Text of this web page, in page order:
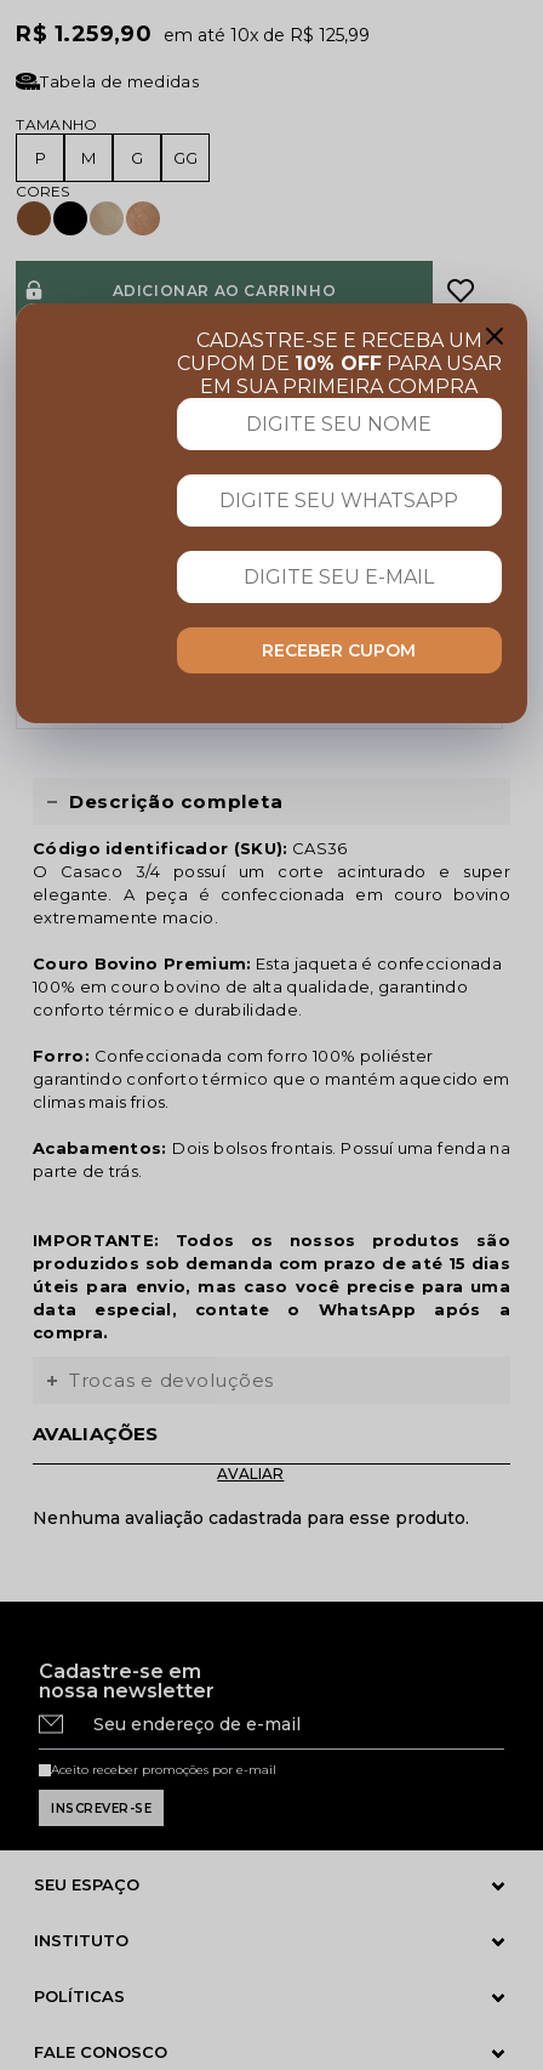
R$ 1.259,90 10x R$ 125,99
Tabela de medidas
TAMANHO
P M G GG
ADICIONAR AO CARRINHO
Pedido via WhatsApp
CALCULAR
FRETE
FRETE GRÁTIS
Garanta 10% OFF
Cupom BEMVINDO
Descrição completa
Código identificador (SKU): CAS36
O Casaco 3/4 possuí um corte acinturado e super
elegante. A peça é confeccionada em couro bovino
extremamente macio.
Couro Bovino Premium: Esta jaqueta é confeccionada
100% em couro bovino de alta qualidade, garantindo
conforto térmico e durabilidade.
Forro: Confeccionada com forro 100% poliéster
garantindo conforto térmico que o mantém aquecido em
climas mais frios.
Acabamentos: Dois bolsos frontais. Possuí uma fenda na
parte de trás.
IMPORTANTE: Todos os nossos produtos são
produzidos sob demanda com prazo de até 15 dias
úteis para envio, mas caso você precise para uma
data especial, contate o WhatsApp após a
compra.
Trocas e devoluções
AVALIAÇÕES
Nenhuma avaliação cadastrada para esse produto.
Cadastre-se em
nossa newsletter
Seu endereço de e-mail
Aceito receber promoções por e-mail
SEU ESPAÇO
INSTITUTO
POLÍTICAS
FALE CONOSCO
CADASTRE-SE E RECEBA UM
CUPOM DE 10% OFFPARA USAR
EM SUA PRIMEIRA COMPRA
RECEBER CUPOM